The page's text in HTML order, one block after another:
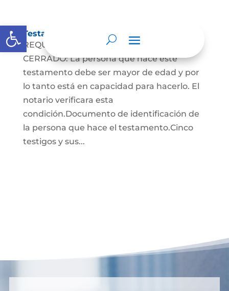
Abrir barra de herramientas
Testamento Cerrado
REQUISITOS PARA EL TESTAMENTO
CERRADO: La persona que hace este
testamento debe ser mayor de edad y por
lo tanto está en capacidad para hacerlo. El
notario verificara esta
condición.Documento de identificación de
la persona que hace el testamento.Cinco
testigos y sus...